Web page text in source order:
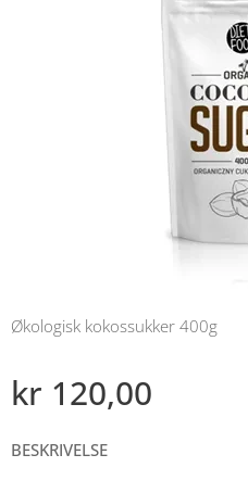
Økologisk kokossukker 400g
kr 120,00
BESKRIVELSE